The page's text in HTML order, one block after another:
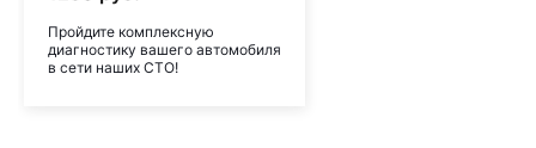
Пройдите комплексную
диагностику вашего автомобиля
в сети наших СТО!